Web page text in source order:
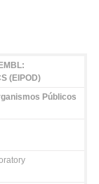
(EIPOD)
Públicos